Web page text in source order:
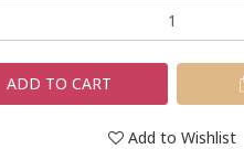
ADD TO CART
Add to Wishlist